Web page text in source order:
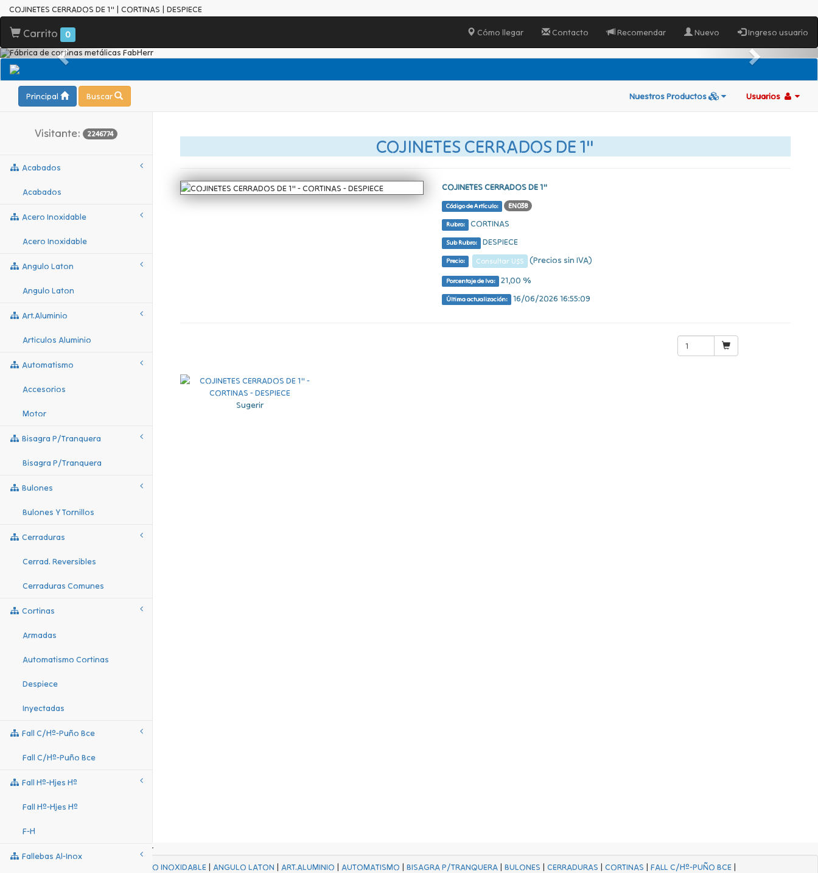
COJINETES CERRADOS DE 1" | CORTINAS | DESPIECE
Carrito 0 Cómo llegar Contacto Recomendar Nuevo Ingreso usuario
Principal Buscar Nuestros Productos Usuarios
Visitante: 2246774
Acabados
Acabados
Acero Inoxidable
Acero Inoxidable
Angulo Laton
Angulo Laton
Art.aluminio
Articulos Aluminio
Automatismo
Accesorios
Motor
Bisagra P/tranquera
Bisagra P/tranquera
Bulones
Bulones Y Tornillos
Cerraduras
Cerrad. Reversibles
Cerraduras Comunes
Cortinas
Armadas
Automatismo Cortinas
Despiece
Inyectadas
Fall C/hº-Puño Bce
Fall C/hº-Puño Bce
Fall Hº-Hjes Hº
Fall Hº-Hjes Hº
F-H
Fallebas Al-Inox
COJINETES CERRADOS DE 1"
COJINETES CERRADOS DE 1"
Código de Artículo: EN038
Rubro: CORTINAS
Sub Rubro: DESPIECE
Precio: Consultar U$S (Precios sin IVA)
Porcentaje de Iva: 21,00 %
Última actualización: 16/06/2026 16:55:09
Sugerir
ACERO INOXIDABLE| ANGULO LATON | ART.ALUMINIO | AUTOMATISMO | BISAGRA P/TRANQUERA| BULONES | CERRADURAS | CORTINAS | FALL C/Hº-PUÑO BCE|